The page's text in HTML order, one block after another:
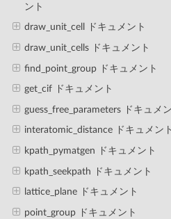
ント
draw_unit_cell ドキュメント
draw_unit_cells ドキュメント
find_point_group ドキュメント
get_cif ドキュメント
guess_free_parameters ドキュメ
interatomic_distance ドキュメント
kpath_pymatgen ドキュメント
kpath_seekpath ドキュメント
lattice_plane ドキュメント
point_group ドキュメント